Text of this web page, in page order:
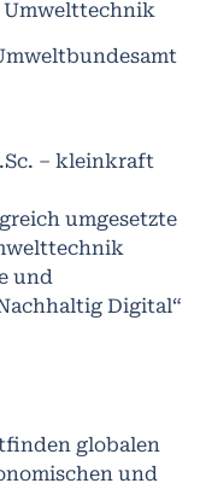
Umwelttechnik
– kleinkraft
umgesetzte
und
Digital“
globalen
und